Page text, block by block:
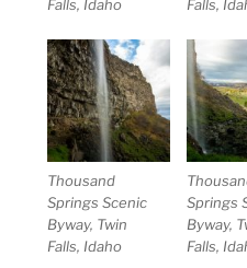
Falls, Idaho
Falls,
Thousand
Springs Scenic
Byway, Twin
Falls, Idaho
Springs
Byway,
Falls,